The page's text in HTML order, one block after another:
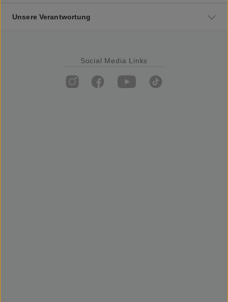
Unsere Verantwortung
Social Media Links